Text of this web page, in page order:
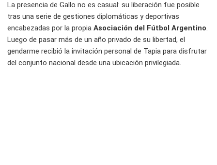
La presencia de Gallo no es casual: su liberación fue posible
tras una serie de gestiones diplomáticas y deportivas
encabezadas por la propia Asociación del Fútbol Argentino.
Luego de pasar más de un año privado de su libertad, el
gendarme recibió la invitación personal de Tapia para disfrutar
del conjunto nacional desde una ubicación privilegiada.